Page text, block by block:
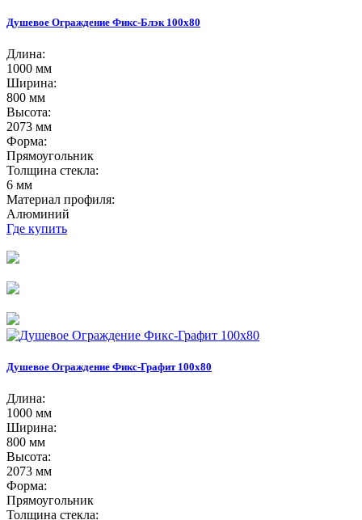
Душевое Ограждение Фикс-Блэк 100х80
Длина:
1000 мм
Ширина:
800 мм
Высота:
2073 мм
Форма:
Прямоугольник
Толщина стекла:
6 мм
Материал профиля:
Алюминий
Где купить
Душевое Ограждение Фикс-Графит 100х80
Длина:
1000 мм
Ширина:
800 мм
Высота:
2073 мм
Форма:
Прямоугольник
Толщина стекла: